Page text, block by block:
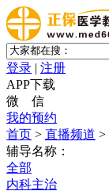
登录 | 注册
APP下载
微 信
我的预约
首页 > 直播频道 >
辅导名称：
全部
内科主治